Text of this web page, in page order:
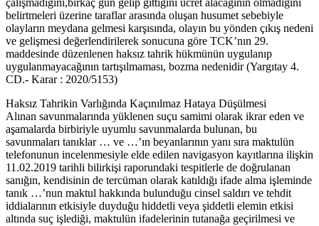
çalışmadığını,birkaç gün gelip gittiğini ücret alacağının olmadığını
belirtmeleri üzerine taraflar arasında oluşan husumet sebebiyle
olayların meydana gelmesi karşısında, olayın bu yönden çıkış nedeni
ve gelişmesi değerlendirilerek sonucuna göre TCK’nın 29.
maddesinde düzenlenen haksız tahrik hükmünün uygulanıp
uygulanmayacağının tartışılmaması, bozma nedenidir (Yargıtay 4.
CD.- Karar : 2020/5153)
Haksız Tahrikin Varlığında Kaçınılmaz Hataya Düşülmesi
Alınan savunmalarında yüklenen suçu samimi olarak ikrar eden ve
aşamalarda birbiriyle uyumlu savunmalarda bulunan, bu
savunmaları tanıklar … ve …’ın beyanlarının yanı sıra maktulün
telefonunun incelenmesiyle elde edilen navigasyon kayıtlarına ilişkin
11.02.2019 tarihli bilirkişi raporundaki tespitlerle de doğrulanan
sanığın, kendisinin de tercüman olarak katıldığı ifade alma işleminde
tanık …’nun maktul hakkında bulunduğu cinsel saldırı ve tehdit
iddialarının etkisiyle duyduğu hiddetli veya şiddetli elemin etkisi
altında suç işlediği, maktulün ifadelerinin tutanağa geçirilmesi ve